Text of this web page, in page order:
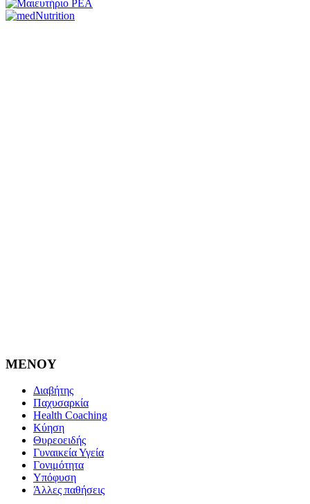
MENOY
Διαβήτης
Παχυσαρκία
Health Coaching
Κύηση
Θυρεοειδής
Γυναικεία Υγεία
Γονιμότητα
Υπόφυση
Άλλες παθήσεις